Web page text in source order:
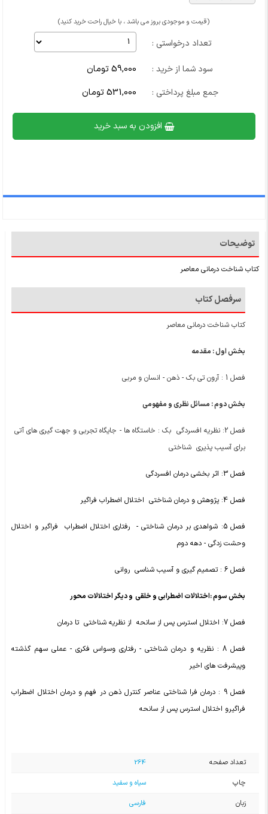
(قیمت و موجودی بروز می باشد ، با خیال راحت خرید کنید)
تعداد درخواستی :
سود شما از خرید : 59,000 تومان
جمع مبلغ پرداختی : 531,000 تومان
افزودن به سبد خرید
توضیحات
کتاب شناخت درمانی معاصر
سرفصل کتاب
کتاب شناخت درمانی معاصر
بخش اول : مقدمه
فصل 1 : آرون تی بک - ذهن - انسان و مربی
بخش دوم : مسائل نظری و مفهومی
فصل 2: نظریه افسردگی بک : خاستگاه ها - جایگاه تجربی و جهت گیری های آتی
برای آسیب پذیری شناختی
فصل 3: اثر بخشی درمان افسردگی
فصل 4: پژوهش و درمان شناختی اختلال اضطراب فراگیر
فصل 5: شواهدی بر درمان شناختی - رفتاری اختلال اضطراب فراگیر و اختلال
وحشت زدگی - دهه دوم
فصل 6 : تصمیم گیری و آسیب شناسی روانی
بخش سوم :اختلالات اضطرابی و خلقی و دیگر اختلالات محور
فصل 7: اختلال استرس پس از سانحه از نظریه شناختی تا درمان
فصل 8 : نظریه و درمان شناختی - رفتاری وسواس فکری - عملی سهم گذشته
وپیشرفت های اخیر
فصل 9 : درمان فرا شناختی عناصر کنترل ذهن در فهم و درمان اختلال اضطراب
فراگیرو اختلال استرس پس از سانحه
تعداد صفحه
264
چاپ
سیاه و سفید
زبان
فارسی